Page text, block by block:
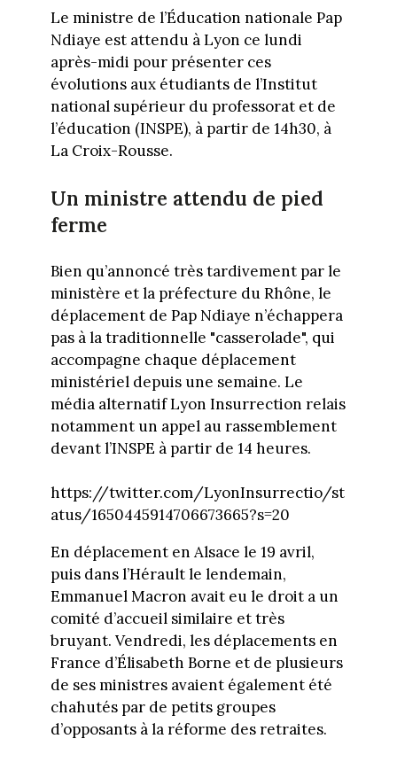
Le ministre de l’Éducation nationale Pap
Ndiaye est attendu à Lyon ce lundi
après-midi pour présenter ces
évolutions aux étudiants de l’Institut
national supérieur du professorat et de
l’éducation (INSPE), à partir de 14h30, à
La Croix-Rousse.
Un ministre attendu de pied
ferme
Bien qu’annoncé très tardivement par le
ministère et la préfecture du Rhône, le
déplacement de Pap Ndiaye n’échappera
pas à la traditionnelle "casserolade", qui
accompagne chaque déplacement
ministériel depuis une semaine. Le
média alternatif Lyon Insurrection relais
notamment un appel au rassemblement
devant l’INSPE à partir de 14 heures.
https://twitter.com/LyonInsurrectio/st
atus/1650445914706673665?s=20
En déplacement en Alsace le 19 avril,
puis dans l’Hérault le lendemain,
Emmanuel Macron avait eu le droit a un
comité d’accueil similaire et très
bruyant. Vendredi, les déplacements en
France d’Élisabeth Borne et de plusieurs
de ses ministres avaient également été
chahutés par de petits groupes
d’opposants à la réforme des retraites.